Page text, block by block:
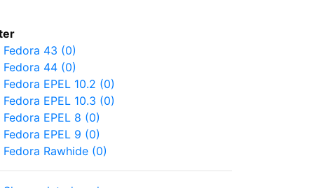
Fedora 43 (0)
Fedora 44 (0)
Fedora EPEL 10.2 (0)
Fedora EPEL 10.3 (0)
Fedora EPEL 8 (0)
Fedora EPEL 9 (0)
Fedora Rawhide (0)